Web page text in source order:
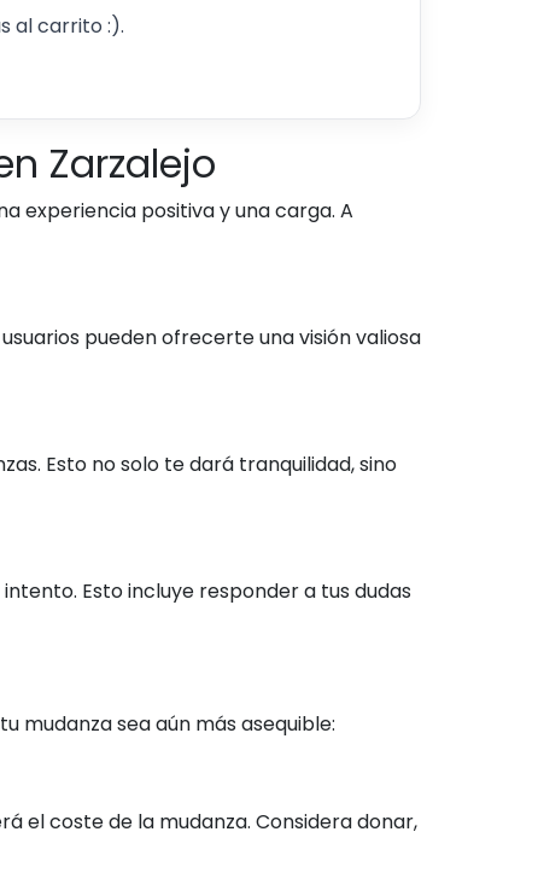
al carrito :).
Zarzalejo
experiencia positiva y una carga. A
pueden ofrecerte una visión valiosa
Esto no solo te dará tranquilidad, sino
Esto incluye responder a tus dudas
mudanza sea aún más asequible:
el coste de la mudanza. Considera donar,